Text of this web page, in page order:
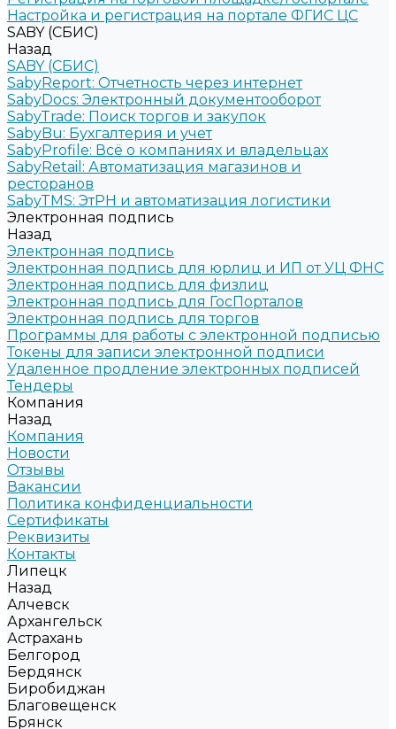
Настройка и регистрация на портале ФГИС ЦС
SABY (СБИС)
Назад
SABY (СБИС)
SabyReport: Отчетность через интернет
SabyDocs: Электронный документооборот
SabyTrade: Поиск торгов и закупок
SabyBu: Бухгалтерия и учет
SabyProfile: Всё о компаниях и владельцах
SabyRetail: Автоматизация магазинов и
ресторанов
SabyTMS: ЭтРН и автоматизация логистики
Электронная подпись
Назад
Электронная подпись
Электронная подпись для юрлиц и ИП от УЦ ФНС
Электронная подпись для физлиц
Электронная подпись для ГосПорталов
Электронная подпись для торгов
Программы для работы с электронной подписью
Токены для записи электронной подписи
Удаленное продление электронных подписей
Тендеры
Компания
Назад
Компания
Новости
Отзывы
Вакансии
Политика конфиденциальности
Сертификаты
Реквизиты
Контакты
Липецк
Назад
Алчевск
Архангельск
Астрахань
Белгород
Бердянск
Биробиджан
Благовещенск
Брянск